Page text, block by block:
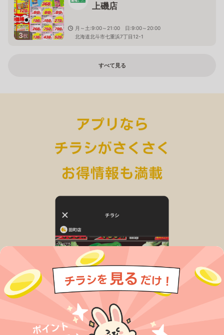
3枚
上磯店
月～土:9:00～21:00 日:9:00～20:00
北海道北斗市七重浜7丁目12-1
すべて見る